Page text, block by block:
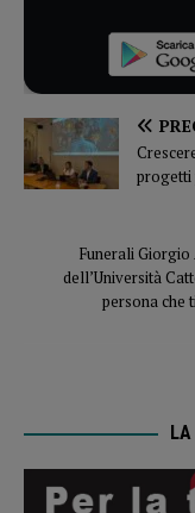
progetti
Funerali
dell’Università
persona che